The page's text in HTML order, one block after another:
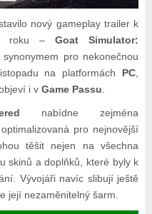
nový gameplay trailer k
roku –Goat Simulator:
pro nekonečnou
na platformách PC
i v Game Passu
nabídne zejména
pro nejnovější
těšit nejen na všechna
skinů a doplňků, které byly k
Vývojáři navíc slibují ještě
její nezaměnitelný šarm.